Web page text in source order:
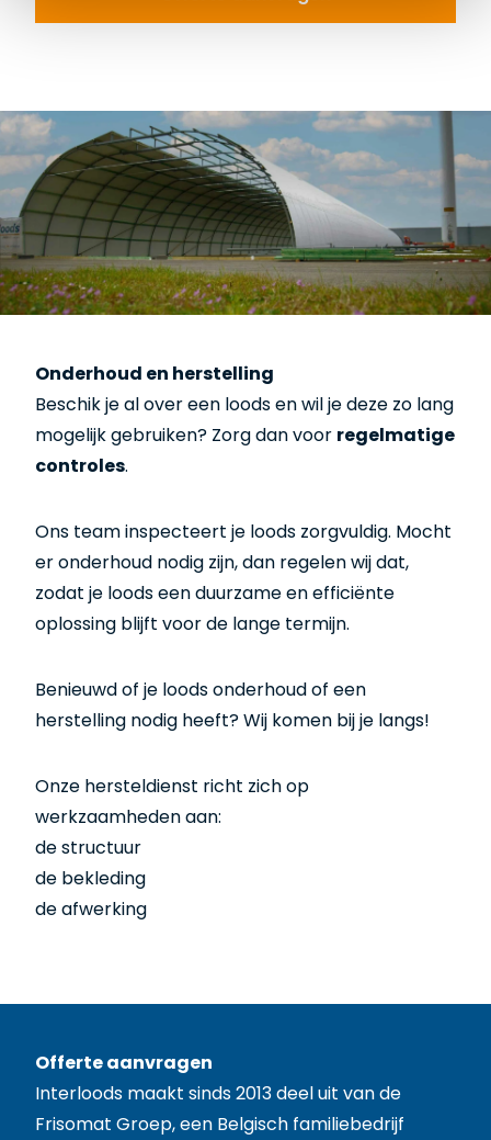
Offerte aanvragen
Onderhoud en herstelling
Beschik je al over een loods en wil je deze zo lang
mogelijk gebruiken? Zorg dan voor regelmatige
controles.
Ons team inspecteert je loods zorgvuldig. Mocht
er onderhoud nodig zijn, dan regelen wij dat,
zodat je loods een duurzame en efficiënte
oplossing blijft voor de lange termijn.
Benieuwd of je loods onderhoud of een
herstelling nodig heeft? Wij komen bij je langs!
Onze hersteldienst richt zich op
werkzaamheden aan:
de structuur
de bekleding
de afwerking
Offerte aanvragen
Interloods maakt sinds 2013 deel uit van de
Frisomat Groep, een Belgisch familiebedrijf